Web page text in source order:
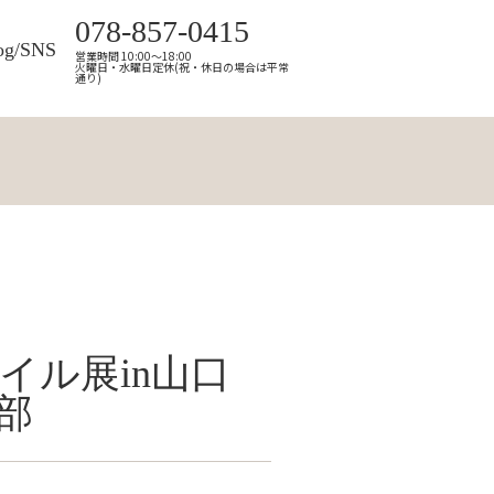
SNS
078-857-0415
営業時間 10:00～18:00
火曜日・水曜日定休(祝・休日の場合は平常
通り)
ル展in山口